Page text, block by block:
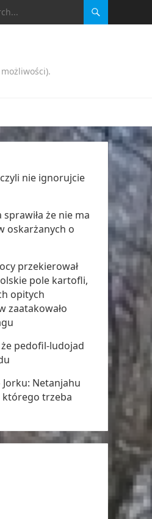
nie ignorujcie
że nie ma
oskarżanych o
przekierował
pole kartofli,
opitych
zaatakowało
pedofil-ludojad
Netanjahu
trzeba